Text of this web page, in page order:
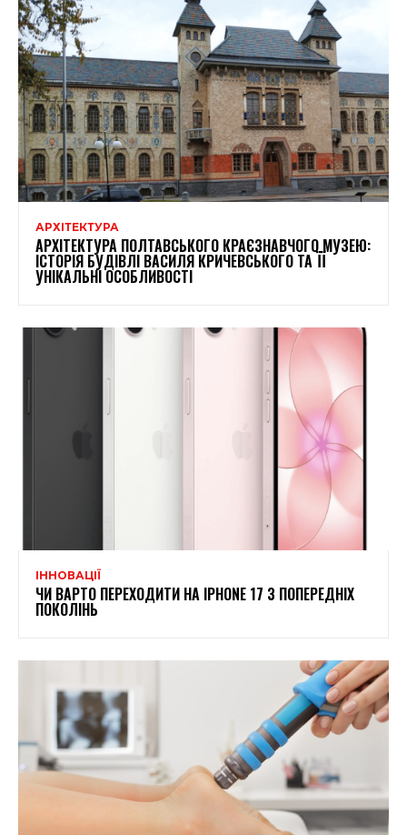
АРХІТЕКТУРА
АРХІТЕКТУРА ПОЛТАВСЬКОГО КРАЄЗНАВЧОГО МУЗЕЮ:
ІСТОРІЯ БУДІВЛІ ВАСИЛЯ КРИЧЕВСЬКОГО ТА ЇЇ
УНІКАЛЬНІ ОСОБЛИВОСТІ
ІННОВАЦІЇ
ЧИ ВАРТО ПЕРЕХОДИТИ НА IPHONE 17 З ПОПЕРЕДНІХ
ПОКОЛІНЬ